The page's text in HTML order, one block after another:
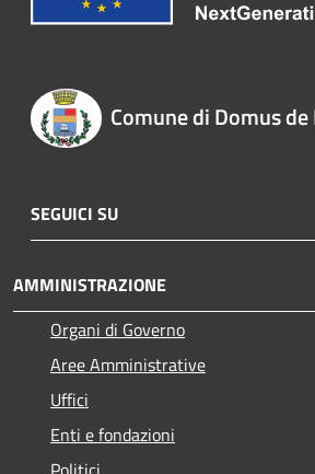
Comune di Domus
SEGUICI SU
AMMINISTRAZIONE
Organi di Governo
Aree Amministrative
Uffici
Enti e fondazioni